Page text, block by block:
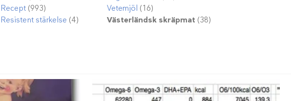
Recept (993) Vetemjöl (16)
Resistent stärkelse (4) Västerländsk skräpmat (38)